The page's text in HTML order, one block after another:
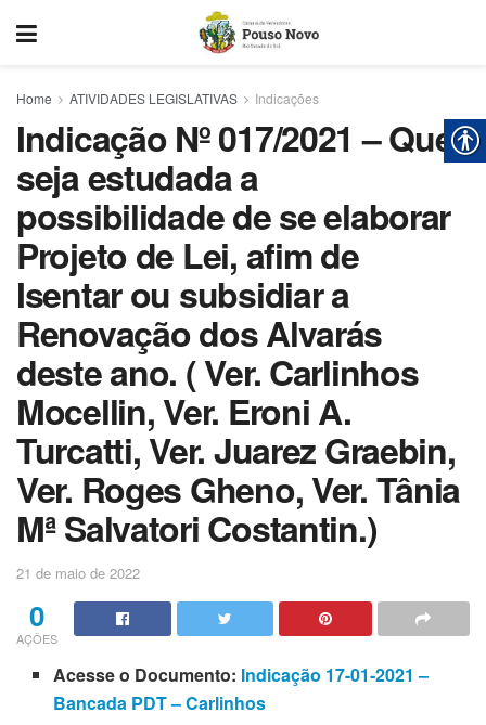
Home ATIVIDADES LEGISLATIVAS Indicações
Indicação Nº 017/2021 – Que
seja estudada a
possibilidade de se elaborar
Projeto de Lei, afim de
Isentar ou subsidiar a
Renovação dos Alvarás
deste ano. ( Ver. Carlinhos
Mocellin, Ver. Eroni A.
Turcatti, Ver. Juarez Graebin,
Ver. Roges Gheno, Ver. Tânia
Mª Salvatori Costantin.)
21 de maio de 2022
0
AÇÕES
Acesse o Documento: Indicação 17-01-2021 –
Bancada PDT – Carlinhos